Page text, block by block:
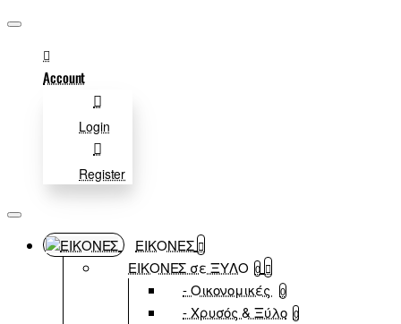
Account
Login
Register
ΕΙΚΟΝΕΣ
ΕΙΚΟΝΕΣ σε ΞΥΛΟ 0
- Οικονομικές 0
- Χρυσός & Ξύλο 0